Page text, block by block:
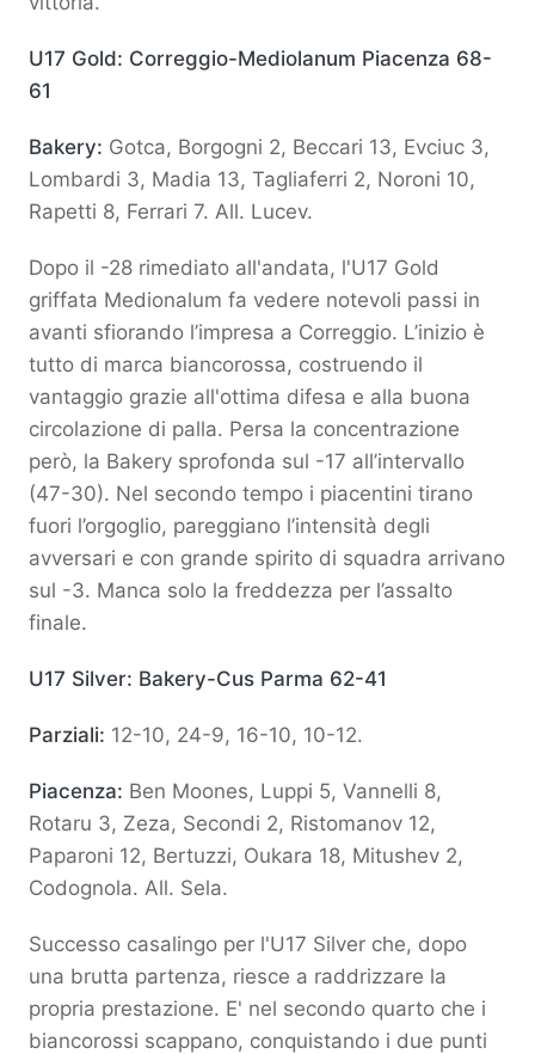
U17 Gold: Correggio-Mediolanum Piacenza 68-
61
Bakery: Gotca, Borgogni 2, Beccari 13, Evciuc 3,
Lombardi 3, Madia 13, Tagliaferri 2, Noroni 10,
Rapetti 8, Ferrari 7. All. Lucev.
Dopo il -28 rimediato all'andata, l'U17 Gold
griffata Medionalum fa vedere notevoli passi in
avanti sfiorando l’impresa a Correggio. L’inizio è
tutto di marca biancorossa, costruendo il
vantaggio grazie all'ottima difesa e alla buona
circolazione di palla. Persa la concentrazione
però, la Bakery sprofonda sul -17 all’intervallo
(47-30). Nel secondo tempo i piacentini tirano
fuori l’orgoglio, pareggiano l’intensità degli
avversari e con grande spirito di squadra arrivano
sul -3. Manca solo la freddezza per l’assalto
finale.
U17 Silver: Bakery-Cus Parma 62-41
Parziali: 12-10, 24-9, 16-10, 10-12.
Piacenza: Ben Moones, Luppi 5, Vannelli 8,
Rotaru 3, Zeza, Secondi 2, Ristomanov 12,
Paparoni 12, Bertuzzi, Oukara 18, Mitushev 2,
Codognola. All. Sela.
Successo casalingo per l'U17 Silver che, dopo
una brutta partenza, riesce a raddrizzare la
propria prestazione. E' nel secondo quarto che i
biancorossi scappano, conquistando i due punti